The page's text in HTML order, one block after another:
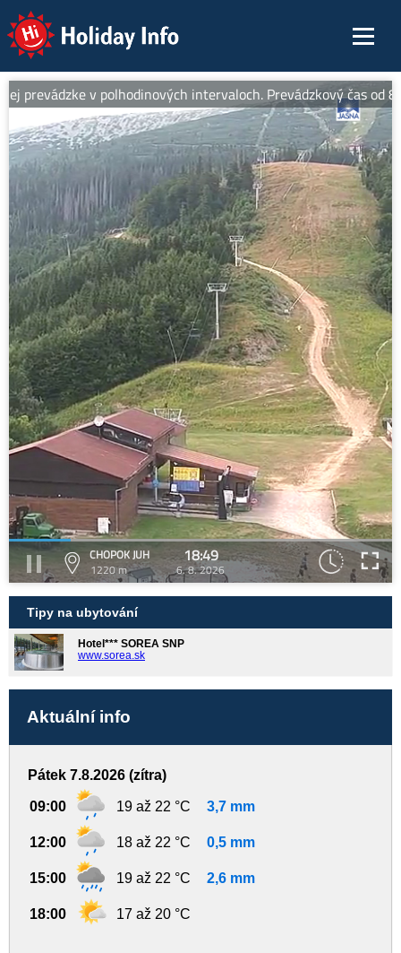
Holiday Info
prevádzke v polhodinových intervaloch. Prevádzkový čas od
CHOPOK JUH
1220 m
18:49
6. 8. 2026
Tipy na ubytování
Hotel*** SOREA SNP
www.sorea.sk
Aktuální info
Pátek 7.8.2026 (zítra)
09:00 19 až 22 °C 3,7 mm
12:00 18 až 22 °C 0,5 mm
15:00 19 až 22 °C 2,6 mm
18:00 17 až 20 °C